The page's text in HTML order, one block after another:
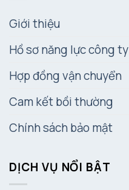
Giới thiệu
Hồ sơ năng lực công ty
Hợp đồng vận chuyển
Cam kết bồi thường
Chính sách bảo mật
DỊCH VỤ NỔI BẬT